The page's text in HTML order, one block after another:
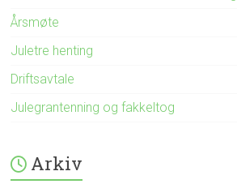
Årsmøte
Juletre henting
Driftsavtale
Julegrantenning og fakkeltog
Arkiv